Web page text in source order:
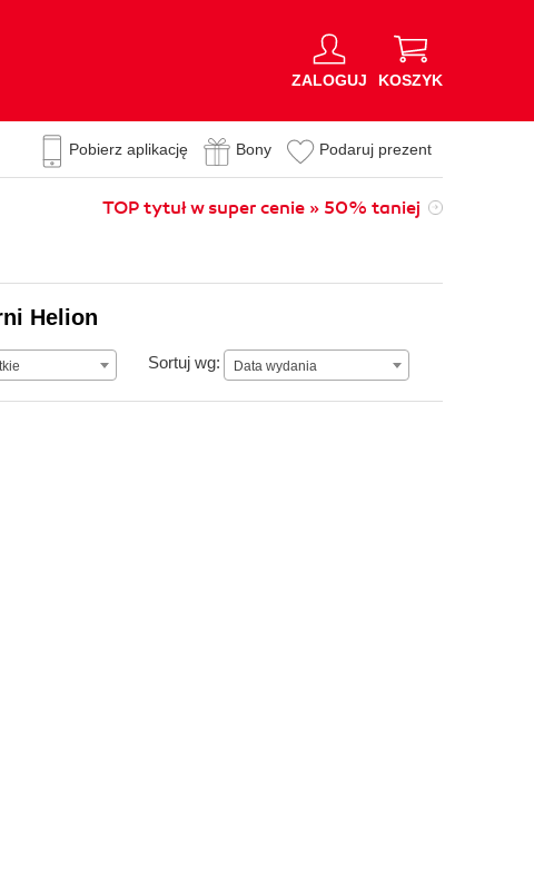
ZALOGUJ KOSZYK
Pobierz aplikację Bony Podaruj prezent
TOP tytuł w super cenie » 50% taniej
Helion
Sortuj wg: Data wydania
Data wydania